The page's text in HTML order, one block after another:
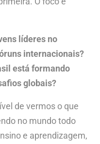
líderes no
internacionais?
está formando
globais?
de vermos o que
no mundo todo
e aprendizagem,